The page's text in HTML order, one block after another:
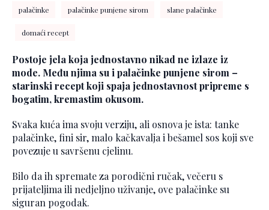
palačinke palačinke punjene sirom slane palačinke
domaći recept
Postoje jela koja jednostavno nikad ne izlaze iz
mode. Među njima su i palačinke punjene sirom –
starinski recept koji spaja jednostavnost pripreme s
bogatim, kremastim okusom.
Svaka kuća ima svoju verziju, ali osnova je ista: tanke
palačinke, fini sir, malo kačkavalja i bešamel sos koji sve
povezuje u savršenu cjelinu.
Bilo da ih spremate za porodični ručak, večeru s
prijateljima ili nedjeljno uživanje, ove palačinke su
siguran pogodak.